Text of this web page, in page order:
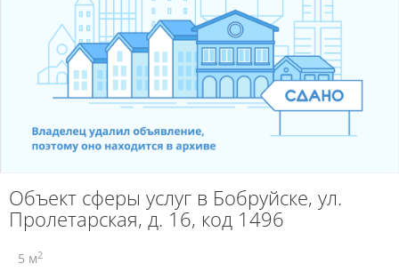
Объект сферы услуг в Бобруйске, ул.
Пролетарская, д. 16, код 1496
5 м2